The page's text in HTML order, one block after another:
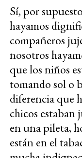
Sí, por
hayamos
compañeros
nosotros
que los niños
tomando sol o
diferencia que
chicos estaban
en una pileta,
están en el